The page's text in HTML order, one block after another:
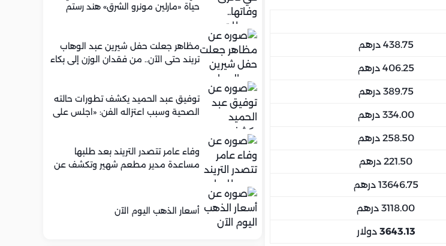
438.75 درهم
406.25 درهم
389.75 درهم
334.00 درهم
258.50 درهم
221.50 درهم
13646.75 درهم
3118.00 درهم
3643.13 دولار
حياة «مارلين مونرو الشرق» هند رستم
مظاهر جعلت حفل شيرين عبد الوهاب
تريند حتى الآن.. من فقدان الوزن إلى بكاء
توفيق عبد الحميد يكشف تطورات حالته
الصحية وسبب اعتزاله الفن: «اجلس على
وفاء عامر تتصدر التريند بعد طلبها
مساعدة مدير مطعم شهير وتكشف عن
أسعار الذهب اليوم الآن